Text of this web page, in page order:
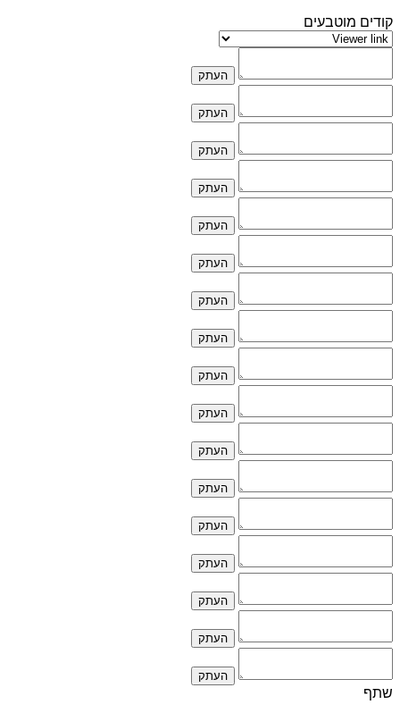
קודים מוטבעים
העתק
העתק
העתק
העתק
העתק
העתק
העתק
העתק
העתק
העתק
העתק
העתק
העתק
העתק
העתק
העתק
העתק
שתף